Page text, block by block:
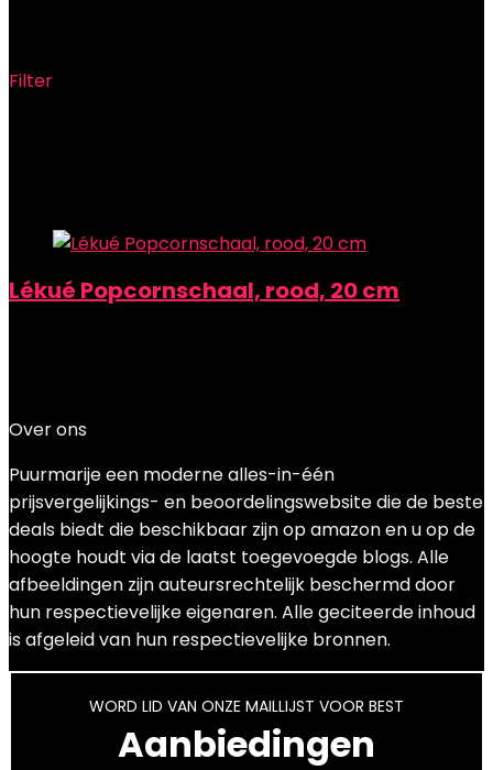
Filter
Lékué Popcornschaal, rood, 20 cm
Over ons
Puurmarije een moderne alles-in-één
prijsvergelijkings- en beoordelingswebsite die de beste
deals biedt die beschikbaar zijn op amazon en u op de
hoogte houdt via de laatst toegevoegde blogs. Alle
afbeeldingen zijn auteursrechtelijk beschermd door
hun respectievelijke eigenaren. Alle geciteerde inhoud
is afgeleid van hun respectievelijke bronnen.
WORD LID VAN ONZE MAILLIJST VOOR BEST
Aanbiedingen